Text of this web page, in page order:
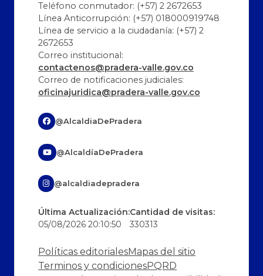
Teléfono conmutador: (+57) 2 2672653
Línea Anticorrupción: (+57) 018000919748
Línea de servicio a la ciudadanía: (+57) 2
2672653
Correo institucional:
contactenos@pradera-valle.gov.co
Correo de notificaciones judiciales:
oficinajuridica@pradera-valle.gov.co
@AlcaldiaDePradera
@AlcaldíaDePradera
@alcaldiadepradera
Última Actualización:
05/08/2026 20:10:50
Cantidad de visitas:
330313
Políticas editorialesMapas del sitio
Terminos y condicionesPQRD